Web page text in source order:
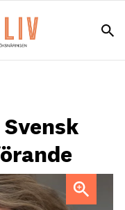
är ny ordförande för